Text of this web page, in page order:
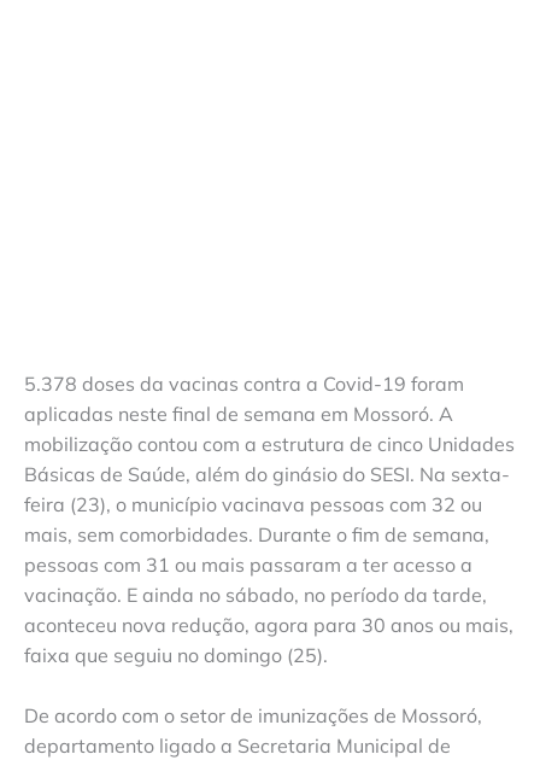
5.378 doses da vacinas contra a Covid-19 foram
aplicadas neste final de semana em Mossoró. A
mobilização contou com a estrutura de cinco Unidades
Básicas de Saúde, além do ginásio do SESI. Na sexta-
feira (23), o município vacinava pessoas com 32 ou
mais, sem comorbidades. Durante o fim de semana,
pessoas com 31 ou mais passaram a ter acesso a
vacinação. E ainda no sábado, no período da tarde,
aconteceu nova redução, agora para 30 anos ou mais,
faixa que seguiu no domingo (25).
De acordo com o setor de imunizações de Mossoró,
departamento ligado a Secretaria Municipal de